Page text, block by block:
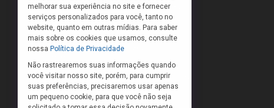
ingressos e a que preços? Quais peças estão
em cartaz?
Para responder a essas e outras perguntas,
criamos o banco de peças teatrais do
As informações das peças cadastradas no site
são de inteira responsabilidade das produções.
O Infoteatro não se responsabiliza pela
melhorar sua experiência no site e fornecer
serviços personalizados para você, tanto no
website, quanto em outras mídias. Para saber
mais sobre os cookies que usamos, consulte
nossa Política de Privacidade
Não rastrearemos suas informações quando
você visitar nosso site, porém, para cumprir
suas preferências, precisaremos usar apenas
um pequeno cookie, para que você não seja